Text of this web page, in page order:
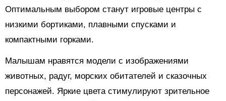
Оптимальным выбором станут игровые центры с
низкими бортиками, плавными спусками и
компактными горками.
Малышам нравятся модели с изображениями
животных, радуг, морских обитателей и сказочных
персонажей. Яркие цвета стимулируют зрительное